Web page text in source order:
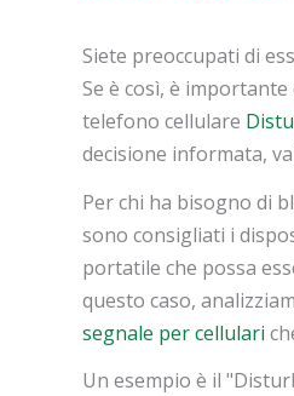
Siete preoccupati di
Se è così, è
telefono cellulare
decisione informata,
Per chi ha bisogno di
sono consigliati i
portatile che possa
questo caso,
segnale per cellulari
Un esempio è il